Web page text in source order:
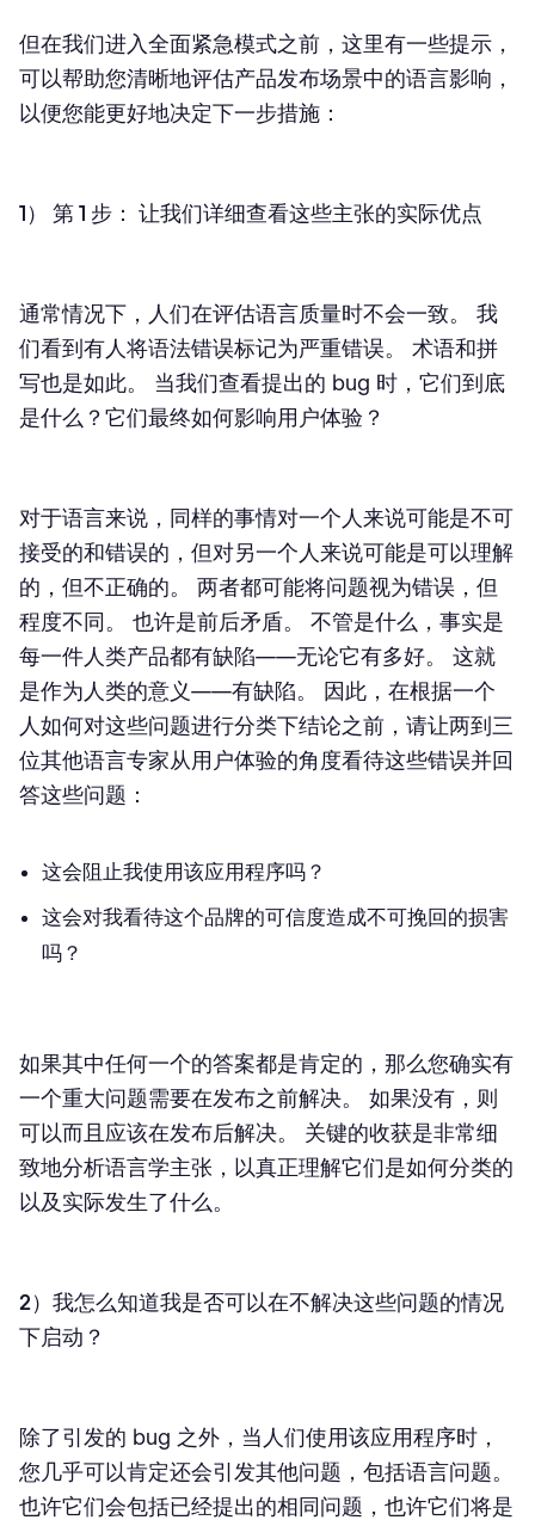
但在我们进入全面紧急模式之前，这里有一些提示，
可以帮助您清晰地评估产品发布场景中的语言影响，
以便您能更好地决定下一步措施：
1） 第 1 步： 让我们详细查看这些主张的实际优点
通常情况下，人们在评估语言质量时不会一致。 我
们看到有人将语法错误标记为严重错误。 术语和拼
写也是如此。 当我们查看提出的 bug 时，它们到底
是什么？它们最终如何影响用户体验？
对于语言来说，同样的事情对一个人来说可能是不可
接受的和错误的，但对另一个人来说可能是可以理解
的，但不正确的。 两者都可能将问题视为错误，但
程度不同。 也许是前后矛盾。 不管是什么，事实是
每一件人类产品都有缺陷——无论它有多好。 这就
是作为人类的意义——有缺陷。 因此，在根据一个
人如何对这些问题进行分类下结论之前，请让两到三
位其他语言专家从用户体验的角度看待这些错误并回
答这些问题：
这会阻止我使用该应用程序吗？
这会对我看待这个品牌的可信度造成不可挽回的损害
吗？
如果其中任何一个的答案都是肯定的，那么您确实有
一个重大问题需要在发布之前解决。 如果没有，则
可以而且应该在发布后解决。 关键的收获是非常细
致地分析语言学主张，以真正理解它们是如何分类的
以及实际发生了什么。
2）我怎么知道我是否可以在不解决这些问题的情况
下启动？
除了引发的 bug 之外，当人们使用该应用程序时，
您几乎可以肯定还会引发其他问题，包括语言问题。
也许它们会包括已经提出的相同问题，也许它们将是